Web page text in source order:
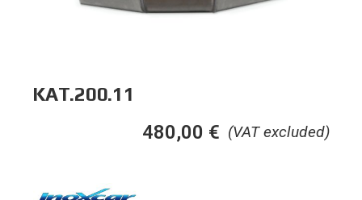
KAT.200.11
(VAT excluded)
480,00 €